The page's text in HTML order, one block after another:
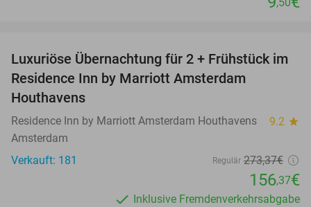
43%
Luxuriöse Übernachtung für 2 + Frühstück im
Residence Inn by Marriott Amsterdam
Houthavens
Residence Inn by Marriott Amsterdam Houthavens 9.2 star
Amsterdam
Verkauft: 181
Regulär 273,37€
156,37€
Inklusive Fremdenverkehrsabgabe